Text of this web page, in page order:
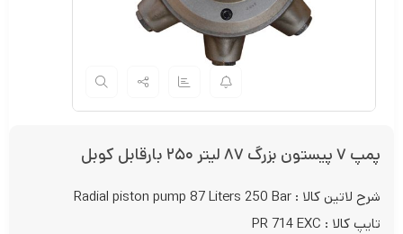
پمپ ۷ پیستون بزرگ ۸۷ لیتر ۲۵۰ بارقابل کوبل
شرح لاتین کالا : Radial piston pump 87 Liters 250 Bar
تایپ کالا : PR 714 EXC